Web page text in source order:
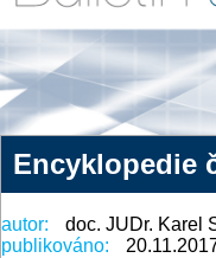
Encyklopedie
autor:
doc. JUDr. Karel
publikováno: